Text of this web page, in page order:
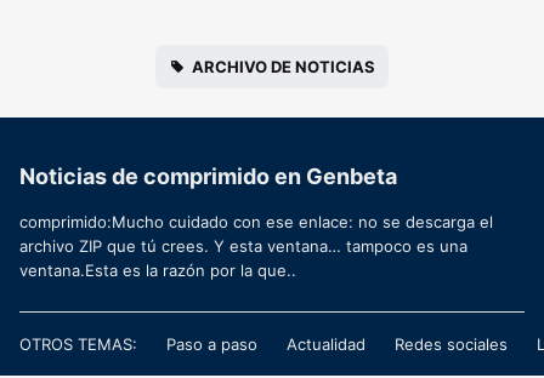
ARCHIVO DE NOTICIAS
Noticias de comprimido en Genbeta
comprimido:Mucho cuidado con ese enlace: no se descarga el
archivo ZIP que tú crees. Y esta ventana… tampoco es una
ventana.Esta es la razón por la que..
OTROS TEMAS: Paso a paso Actualidad Redes sociales